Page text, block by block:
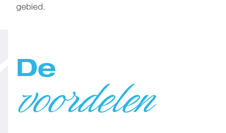
gebied.
De
voordelen